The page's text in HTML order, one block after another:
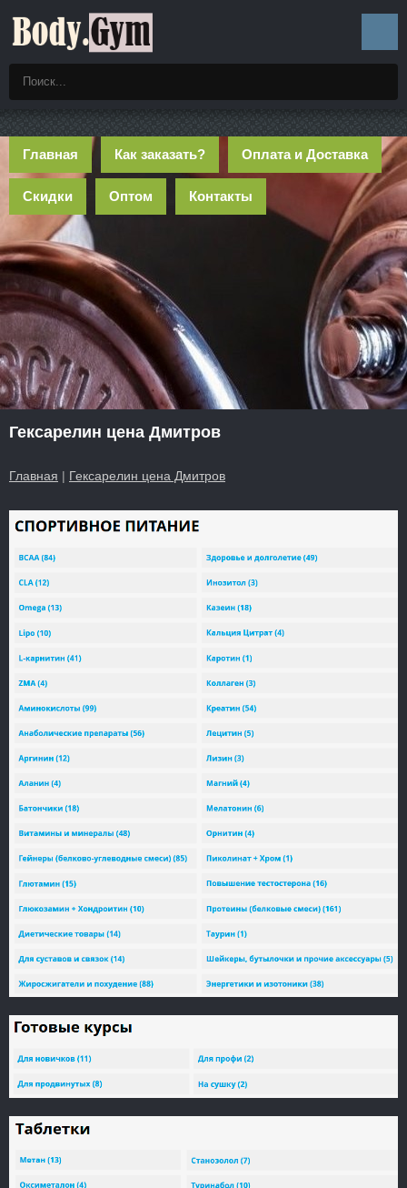
Главная Как заказать? Оплата и Доставка
Скидки Оптом Контакты
Гексарелин цена Дмитров
Главная | Гексарелин цена Дмитров